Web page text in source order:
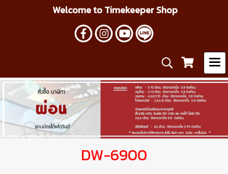
Welcome to Timekeeper Shop
DW-6900